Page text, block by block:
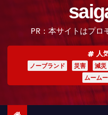
PR：本サイトはプ
人
ノーブランド 災害 減災
ムーム